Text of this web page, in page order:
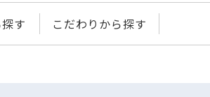
す こだわりから探す